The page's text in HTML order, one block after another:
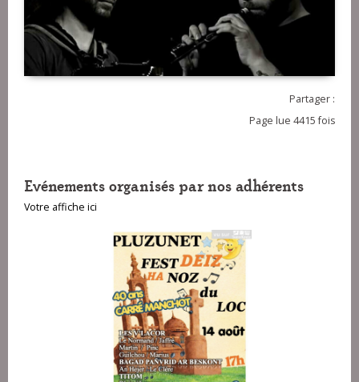
Partager :
Page lue 4415 fois
Evénements organisés par nos adhérents
Votre affiche ici